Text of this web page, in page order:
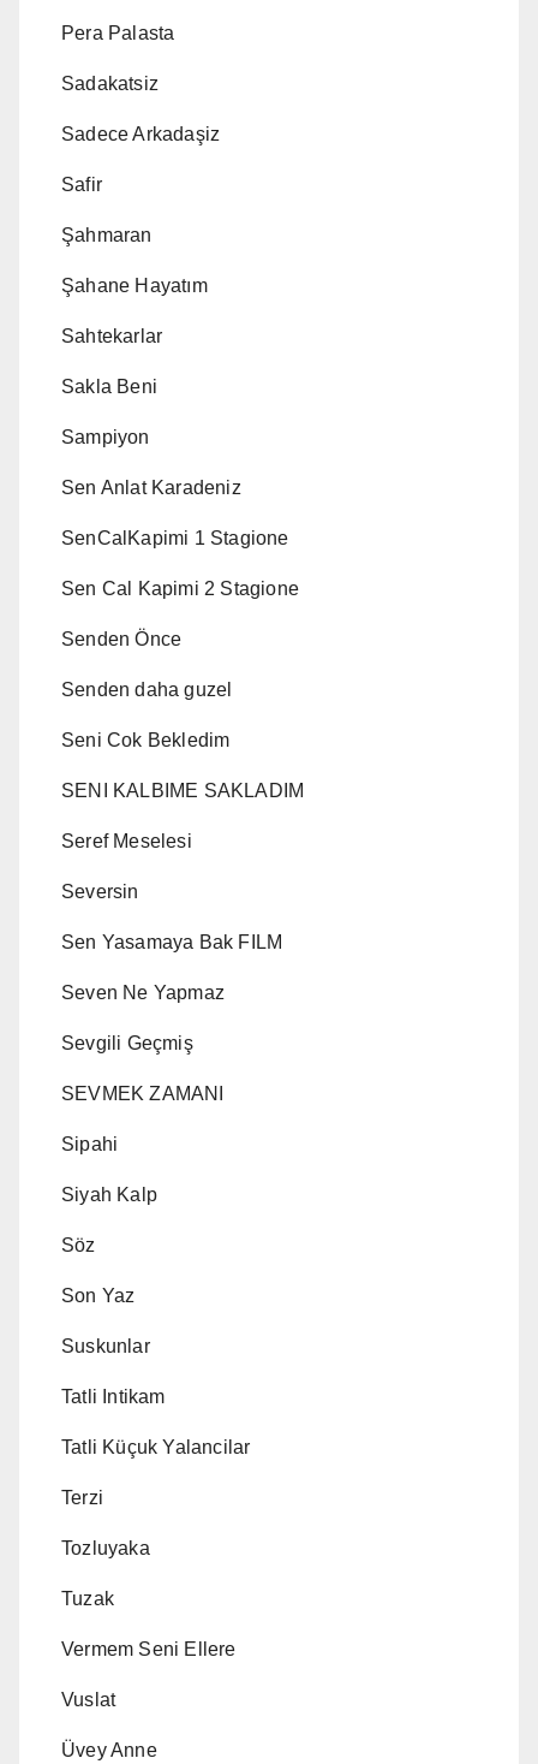
Pera Palasta
Sadakatsiz
Sadece Arkadaşiz
Safir
Şahmaran
Şahane Hayatım
Sahtekarlar
Sakla Beni
Sampiyon
Sen Anlat Karadeniz
SenCalKapimi 1 Stagione
Sen Cal Kapimi 2 Stagione
Senden Önce
Senden daha guzel
Seni Cok Bekledim
SENI KALBIME SAKLADIM
Seref Meselesi
Seversin
Sen Yasamaya Bak FILM
Seven Ne Yapmaz
Sevgili Geçmiş
SEVMEK ZAMANI
Sipahi
Siyah Kalp
Söz
Son Yaz
Suskunlar
Tatli Intikam
Tatli Küçuk Yalancilar
Terzi
Tozluyaka
Tuzak
Vermem Seni Ellere
Vuslat
Üvey Anne